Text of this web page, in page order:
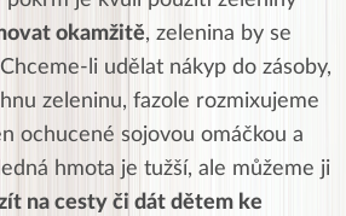
okamžitě, zelenina by se
li udělat nákyp do zásoby,
zeleninu, fazole rozmixujeme
ochucené sojovou omáčkou a
hmota je tužší, ale můžeme ji
na cesty či dát dětem ke